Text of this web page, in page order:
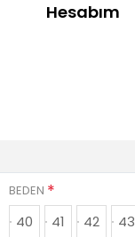
BEDEN *
40 41 42 43
Hesabım